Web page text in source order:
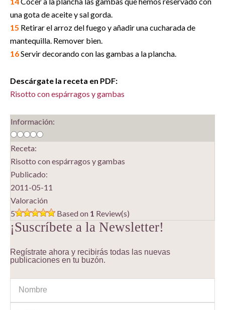
una gota de aceite y sal gorda.
15 Retirar el arroz del fuego y añadir una cucharada de
mantequilla. Remover bien.
16Servir decorando con las gambas a la plancha.
Descárgate la receta en PDF:
Risotto con espárragos y gambas
Información:
Receta:
Risotto con espárragos y gambas
Publicado:
2011-05-11
Valoración
5
Based on 1 Review(s)
¡Suscríbete a la Newsletter!
Regístrate ahora y recibirás todas las nuevas
publicaciones en tu buzón.